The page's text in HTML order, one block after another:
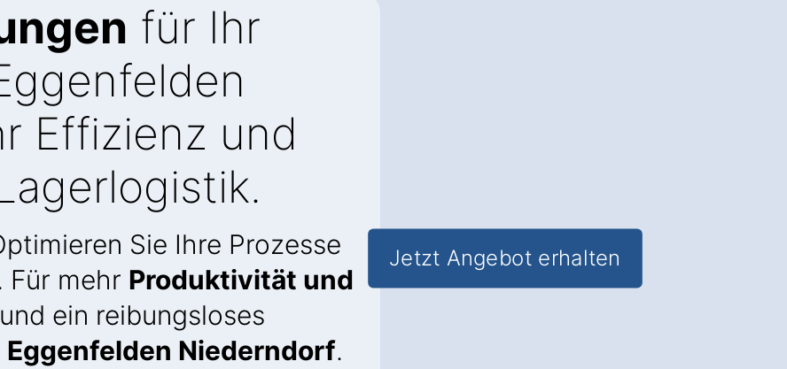
für Ihr
Effizienz und
Sie Ihre Prozesse
Für mehr Produktivität und
und ein reibungsloses
Niederndorf.
Jetzt Angebot erhalten